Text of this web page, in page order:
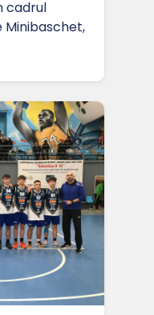
cadrul
Minibaschet,